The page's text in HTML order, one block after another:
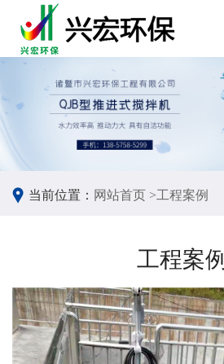
当前位置： 网站首页 >工程案例
工程案例